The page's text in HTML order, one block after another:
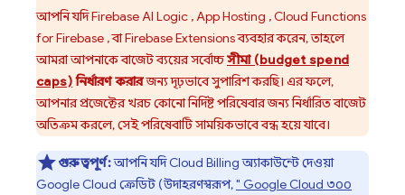
আপনি যদিFirebase AI Logic ,App Hosting ,Cloud Functions
for Firebase , বাFirebase Extensionsব্যবহার করেন, তাহলে
আমরা আপনাকে বাজেট ব্যয়ের সর্বোচ্চসীমা (budget spend
caps)নির্ধারণ করারজন্য দৃঢ়ভাবে সুপারিশ করছি। এর ফলে,
আপনার প্রজেক্টের খরচ কোনো নির্দিষ্ট পরিষেবার জন্য নির্ধারিত বাজেট
অতিক্রম করলে, সেই পরিষেবাটি সাময়িকভাবে বন্ধ হয়ে যাবে।
গুরুত্বপূর্ণ:আপনি যদিCloud Billingঅ্যাকাউন্টে দেওয়া
Google Cloud ক্রেডিট (উদাহরণস্বরূপ," Google Cloud ৩০০